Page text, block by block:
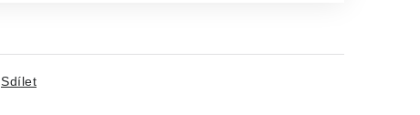
Sdílet